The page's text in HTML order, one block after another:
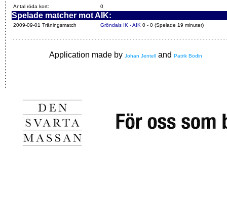
Antal röda kort:
0
Spelade matcher mot AIK:
2009-09-01 Träningsmatch Gröndals IK - AIK 0 - 0 (Spelade 19 minuter)
Application made by Johan Jentell and Patrik Bodin